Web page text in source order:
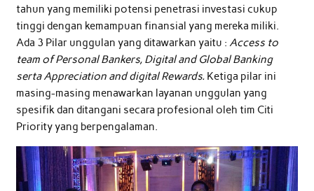
tahun yang memiliki potensi penetrasi investasi cukup
tinggi dengan kemampuan finansial yang mereka miliki.
Ada 3 Pilar unggulan yang ditawarkan yaitu : Access to
team of Personal Bankers, Digital and Global Banking
serta Appreciation and digital Rewards. Ketiga pilar ini
masing-masing menawarkan layanan unggulan yang
spesifik dan ditangani secara profesional oleh tim Citi
Priority yang berpengalaman.